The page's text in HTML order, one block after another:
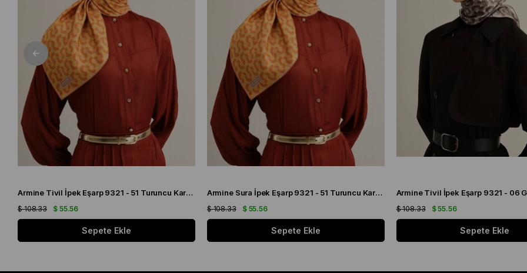
Armine Tivil İpek Eşarp 9321 - 51 Turuncu Karışık Desen
$ 55.56
$ 108.33
Sepete Ekle
Armine Sura İpek Eşarp 9321 - 51 Turuncu Karışık Desen
$ 55.56
$ 108.33
Sepete Ekle
$ 55.56
$ 108.33
Sepete Ekle